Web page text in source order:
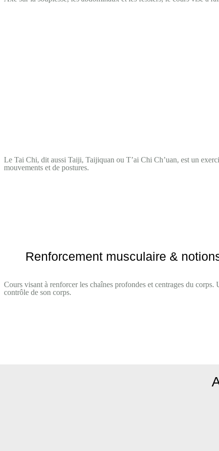
Le Tai Chi, dit aussi Taiji, Taijiquan ou T’ai Chi Ch’uan, est un
mouvements et de postures.
Renforcement musculaire &
Cours visant à renforcer les chaînes profondes et centrages du
contrôle de son corps.